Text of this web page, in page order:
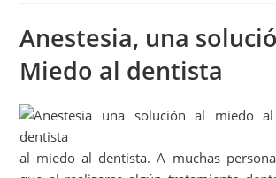
Anestesia, una
Miedo al dentista
al miedo al dentista. A muchas